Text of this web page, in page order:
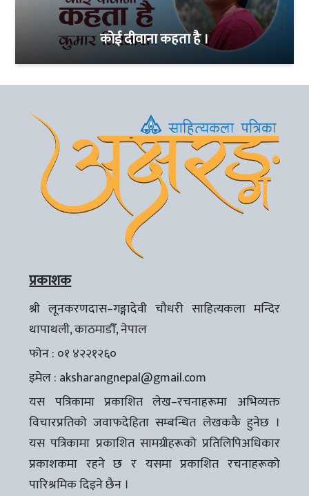
कोई दीवाना कहता है ।
प्रकाशक
श्री लूनकरणदास–गङ्गादेवी चौधरी साहित्यकला मन्दिर
थापाथली, काठमाडौँ, नेपाल
फोन : ०१ ४२२१२६०
इमेल : aksharangnepal@gmail.com
यस पत्रिकामा प्रकाशित लेख–रचनाहरूमा अभिव्यक्त
विचारप्रतिको जवाफदेहिता सम्बन्धित लेखककै हुनेछ ।
यस पत्रिकामा प्रकाशित सामग्रीहरूको प्रतिलिपिअधिकार
प्रकाशकमा रहने छ र यसमा प्रकाशित रचनाहरूको
पारिश्रमिक दिइने छैन ।